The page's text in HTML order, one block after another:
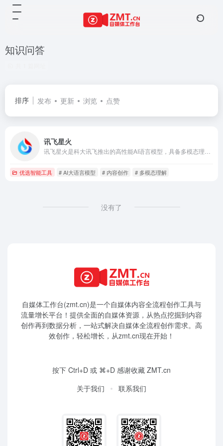
知识问答
排序 发布 更新 浏览 点赞
讯飞星火
优选智能工具 # AI大语言模型 # 内容创作 # 多模态理解
没有了
自媒体工作台(zmt.cn)是一个自媒体内容全流程创作工具与
流量增长平台！提供全面的自媒体资源，从热点挖掘到内容
创作再到数据分析，一站式解决自媒体全流程创作需求。高
效创作，轻松增长，从zmt.cn现在开始！
按下 Ctrl+D 或 ⌘+D 感谢收藏 ZMT.cn
关于我们
联系我们